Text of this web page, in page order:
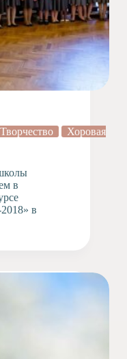
Творчество
Хоровая
в
в